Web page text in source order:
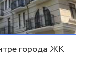
города ЖК